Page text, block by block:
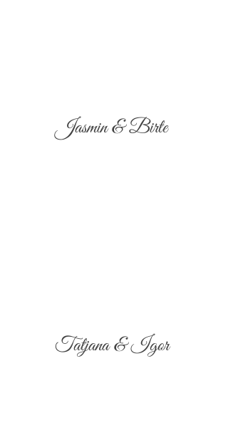
Jasmin & Birte
Tatjana & Igor